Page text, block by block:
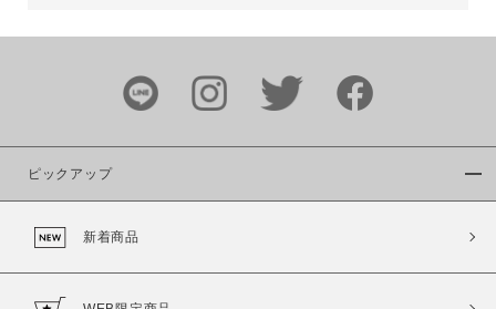
カラー
ピックアップ
新着商品